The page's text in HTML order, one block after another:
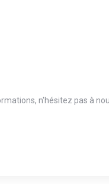
n'hésitez pas à